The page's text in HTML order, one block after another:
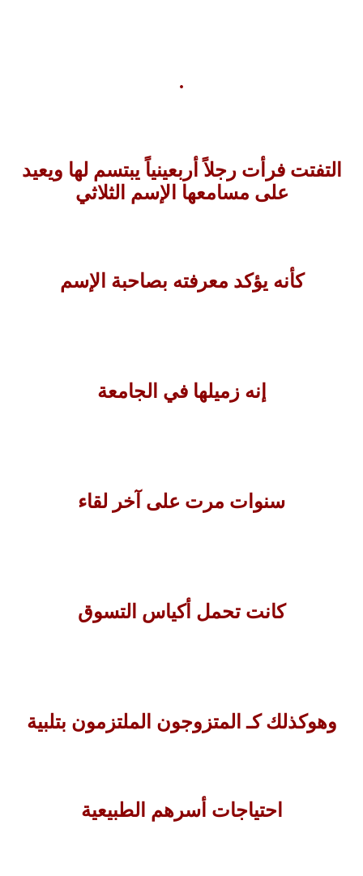
.
التفتت فرأت رجلاً أربعينياً يبتسم لها ويعيد
على مسامعها الإسم الثلاثي
كأنه يؤكد معرفته بصاحبة الإسم
إنه زميلها في الجامعة
سنوات مرت على آخر لقاء
كانت تحمل أكياس التسوق
وهوكذلك كـ المتزوجون الملتزمون بتلبية
احتياجات أسرهم الطبيعية